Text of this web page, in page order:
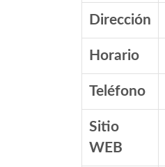
Dirección
Horario
Teléfono
Sitio
WEB